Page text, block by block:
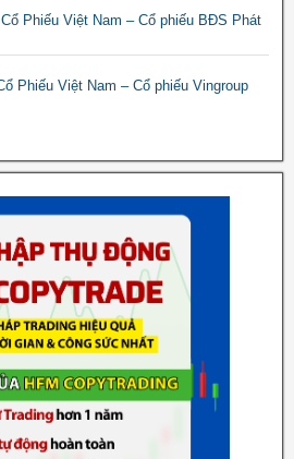
Phiếu Việt Nam – Cổ phiếu BĐS Phát
Phiếu Việt Nam – Cổ phiếu Vingroup